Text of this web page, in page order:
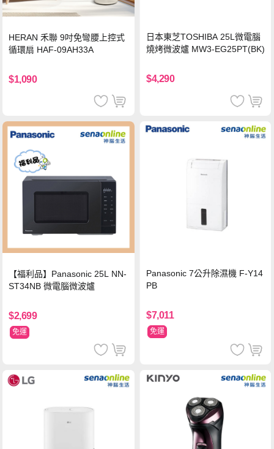
HERAN 禾聯 9吋免彎腰上控式
循環扇 HAF-09AH33A
$1,090
日本東芝TOSHIBA 25L微電腦
燒烤微波爐 MW3-EG25PT(BK)
$4,290
【福利品】Panasonic 25L NN-
ST34NB 微電腦微波爐
$2,699
免運
Panasonic 7公升除濕機 F-Y14
PB
$7,011
免運